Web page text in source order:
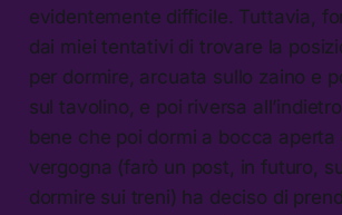
evidentemente difficile. Tuttavia,
dai miei tentativi di trovare la
per dormire, arcuata sullo zaino e
sul tavolino, e poi riversa
bene che poi dormi a bocca aperta
vergogna (farò un post, in futuro,
dormire sui treni) ha deciso di